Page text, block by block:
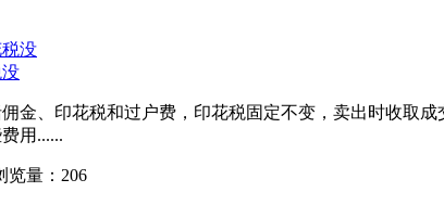
金、印花税和过户费，印花税固定不变，卖出时收取
用......
览量：206